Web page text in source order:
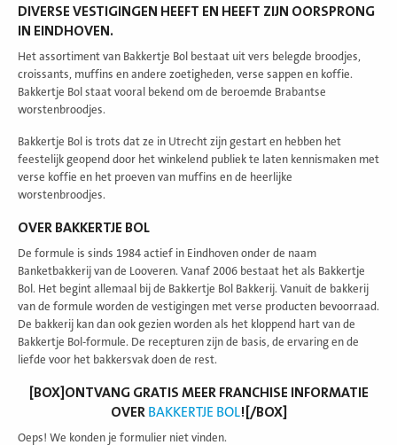
DIVERSE VESTIGINGEN HEEFT EN HEEFT ZIJN OORSPRONG
IN EINDHOVEN.
Het assortiment van Bakkertje Bol bestaat uit vers belegde broodjes,
croissants, muffins en andere zoetigheden, verse sappen en koffie.
Bakkertje Bol staat vooral bekend om de beroemde Brabantse
worstenbroodjes.
Bakkertje Bol is trots dat ze in Utrecht zijn gestart en hebben het
feestelijk geopend door het winkelend publiek te laten kennismaken met
verse koffie en het proeven van muffins en de heerlijke
worstenbroodjes.
OVER BAKKERTJE BOL
De formule is sinds 1984 actief in Eindhoven onder de naam
Banketbakkerij van de Looveren. Vanaf 2006 bestaat het als Bakkertje
Bol. Het begint allemaal bij de Bakkertje Bol Bakkerij. Vanuit de bakkerij
van de formule worden de vestigingen met verse producten bevoorraad.
De bakkerij kan dan ook gezien worden als het kloppend hart van de
Bakkertje Bol-formule. De recepturen zijn de basis, de ervaring en de
liefde voor het bakkersvak doen de rest.
[BOX]ONTVANG GRATIS MEER FRANCHISE INFORMATIE
OVER BAKKERTJE BOL![/BOX]
Oeps! We konden je formulier niet vinden.